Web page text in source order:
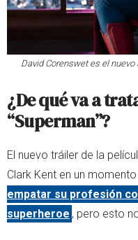
David Corenswet es el
¿De qué va a
“Superman”?
El nuevo tráiler de la
Clark Kent en un
empatar su profesión
superheroe , pero esto